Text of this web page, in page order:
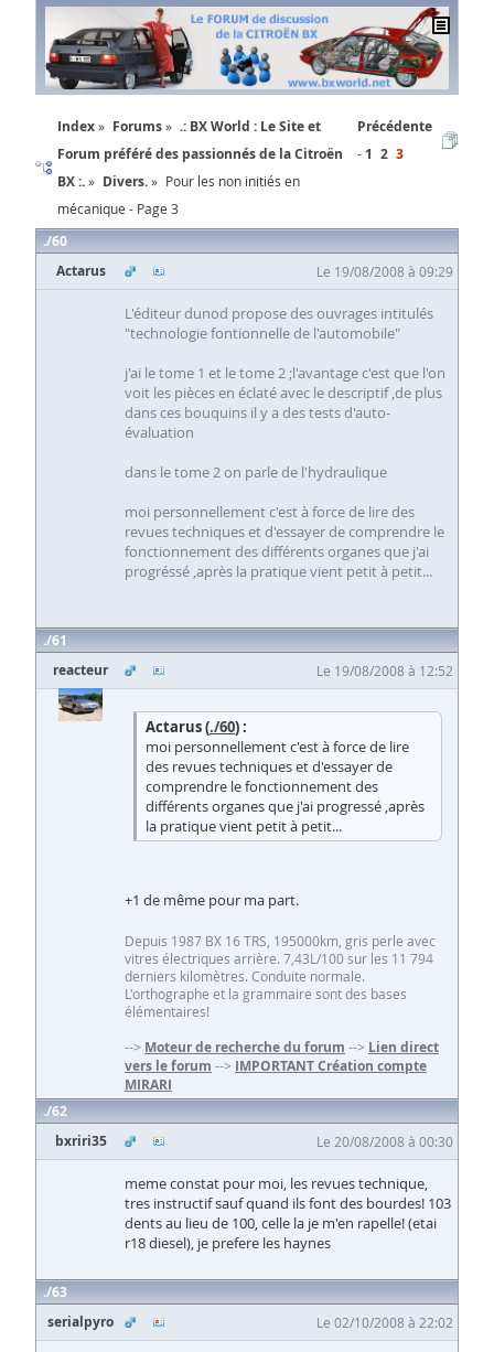
Index Forums
.: BX World : Le Site et
Forum préféré des passionnés de la Citroën
BX :.
Divers.
Pour les non initiés en
mécanique - Page 3
Précédente
1 2 3
60
Actarus
Le 19/08/2008 à 09:29
L'éditeur dunod propose des ouvrages intitulés
"technologie fontionnelle de l'automobile"
j'ai le tome 1 et le tome 2 ;l'avantage c'est que l'on
voit les pièces en éclaté avec le descriptif ,de plus
dans ces bouquins il y a des tests d'auto-
évaluation
dans le tome 2 on parle de l'hydraulique
moi personnellement c'est à force de lire des
revues techniques et d'essayer de comprendre le
fonctionnement des différents organes que j'ai
progréssé ,après la pratique vient petit à petit...
61
reacteur
Le 19/08/2008 à 12:52
Actarus (./60) :
moi personnellement c'est à force de lire
des revues techniques et d'essayer de
comprendre le fonctionnement des
différents organes que j'ai progressé ,après
la pratique vient petit à petit...
+1 de même pour ma part.
Depuis 1987 BX 16 TRS, 195000km, gris perle avec
vitres électriques arrière. 7,43L/100 sur les 11 794
derniers kilomètres. Conduite normale.
L'orthographe et la grammaire sont des bases
élémentaires!
--> Moteur de recherche du forum --> Lien direct
vers le forum --> IMPORTANT Création compte
MIRARI
62
bxriri35
Le 20/08/2008 à 00:30
meme constat pour moi, les revues technique,
tres instructif sauf quand ils font des bourdes! 103
dents au lieu de 100, celle la je m'en rapelle! (etai
r18 diesel), je prefere les haynes
63
serialpyro
Le 02/10/2008 à 22:02